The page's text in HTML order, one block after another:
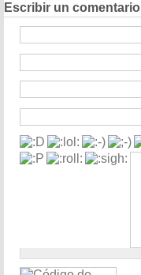
Escribir un comentario